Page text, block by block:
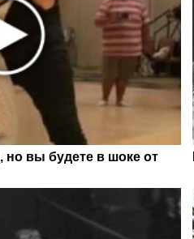
но вы будете в шоке от